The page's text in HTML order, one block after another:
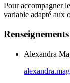
Pour accompagner
variable adapté aux
Renseignements
Alexandra